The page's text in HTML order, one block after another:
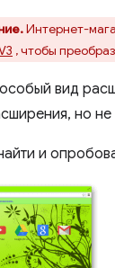
Интернет-
, чтобы
вид
но
и